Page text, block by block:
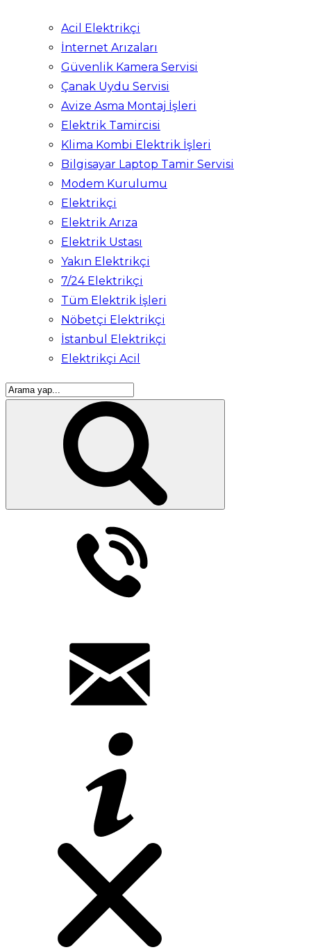
Acil Elektrikçi
İnternet Arızaları
Güvenlik Kamera Servisi
Çanak Uydu Servisi
Avize Asma Montaj İşleri
Elektrik Tamircisi
Klima Kombi Elektrik İşleri
Bilgisayar Laptop Tamir Servisi
Modem Kurulumu
Elektrikçi
Elektrik Arıza
Elektrik Ustası
Yakın Elektrikçi
7/24 Elektrikçi
Tüm Elektrik İşleri
Nöbetçi Elektrikçi
İstanbul Elektrikçi
Elektrikçi Acil